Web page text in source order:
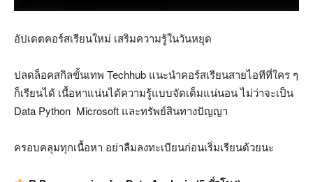
อัปเดตคอร์สเรียนใหม่ เสริมความรู้ในวันหยุด
ปลดล็อคสกิลขั้นเทพ Techhub แนะนำคอร์สเรียนสายไอทีที่ใคร ๆ
ก็เรียนได้ เนื้อหาแน่นได้ความรู้แบบจัดเต็มแน่นอน ไม่ว่าจะเป็น
Data Python Microsoft และทรัพย์สินทางปัญญา
ครอบคลุมทุกเนื้อหา อย่าลืมลงทะเบียนก่อนเริ่มเรียนด้วยนะ